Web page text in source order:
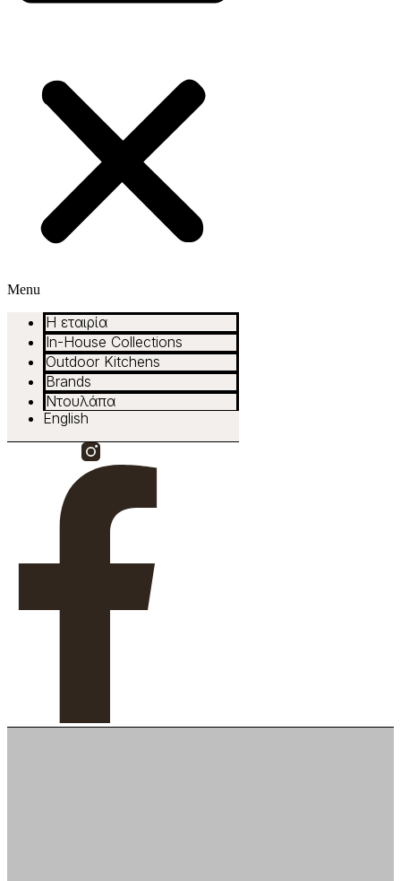
Menu
Η εταιρία
In-House Collections
Outdoor Kitchens
Brands
Ντουλάπα
English